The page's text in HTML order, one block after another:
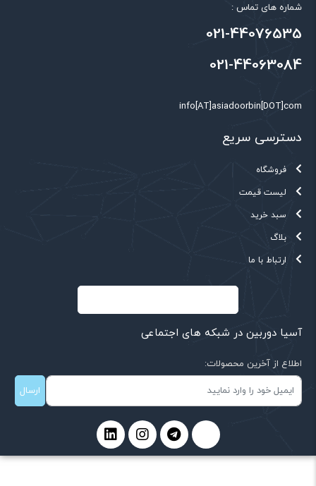
شماره های تماس :
021-44076535
021-44063084
info[AT]asiadoorbin[DOT]com
دسترسی سریع
فروشگاه
لیست قیمت
سبد خرید
بلاگ
ارتباط با ما
آسیا دوربین در شبکه های اجتماعی
اطلاع از آخرین محصولات:
ارسال